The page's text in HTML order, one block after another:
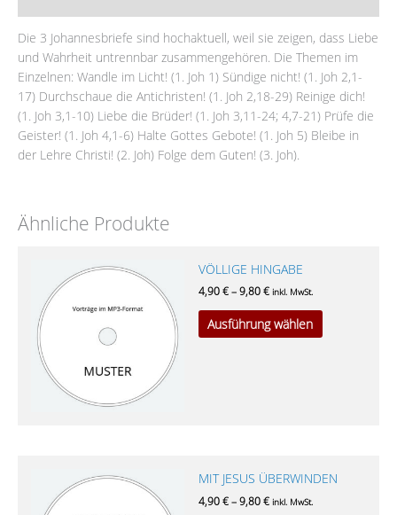
Die 3 Johannesbriefe sind hochaktuell, weil sie zeigen, dass Liebe
und Wahrheit untrennbar zusammengehören. Die Themen im
Einzelnen: Wandle im Licht! (1. Joh 1) Sündige nicht! (1. Joh 2,1-
17) Durchschaue die Antichristen! (1. Joh 2,18-29) Reinige dich!
(1. Joh 3,1-10) Liebe die Brüder! (1. Joh 3,11-24; 4,7-21) Prüfe die
Geister! (1. Joh 4,1-6) Halte Gottes Gebote! (1. Joh 5) Bleibe in
der Lehre Christi! (2. Joh) Folge dem Guten! (3. Joh).
Ähnliche Produkte
VÖLLIGE HINGABE
4,90€–9,80€ inkl. MwSt.
Ausführung wählen
weist
Produktseite
MIT JESUS ÜBERWINDEN
4,90€–9,80€ inkl. MwSt.
Dieses